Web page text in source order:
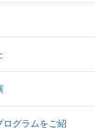
グラムをご紹